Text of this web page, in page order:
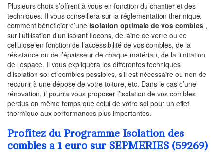
Plusieurs choix s’offrent à vous en fonction du chantier et des
techniques. Il vous conseillera sur la réglementation thermique,
comment bénéficier d’une isolation optimale de vos combles ,
sur l’utilisation d’un isolant flocons, de laine de verre ou de
cellulose en fonction de l’accessibilité de vos combles, de la
résistance ou de l’épaisseur de chaque matériau, de la limitation
de l’espace. Il vous expliquera les différentes techniques
d’isolation sol et combles possibles, s’il est nécessaire ou non de
recourir à une dépose de votre toiture, etc. Dans le cas d’une
rénovation, il pourra vous proposer l’isolation de vos combles
perdus en même temps que celui de votre sol pour un effet
thermique aux performances plus importantes.
Profitez du Programme Isolation des
combles a 1 euro sur SEPMERIES (59269)